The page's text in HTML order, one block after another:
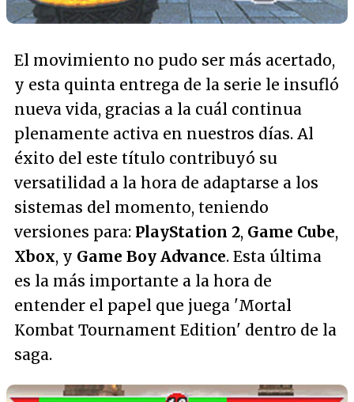
El movimiento no pudo ser más acertado,
y esta quinta entrega de la serie le insufló
nueva vida, gracias a la cuál continua
plenamente activa en nuestros días. Al
éxito del este título contribuyó su
versatilidad a la hora de adaptarse a los
sistemas del momento, teniendo
versiones para: PlayStation 2, Game Cube,
Xbox, y Game Boy Advance. Esta última
es la más importante a la hora de
entender el papel que juega 'Mortal
Kombat Tournament Edition' dentro de la
saga.